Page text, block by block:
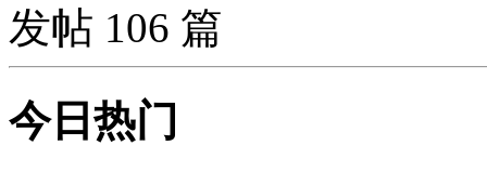
发帖 106 篇
今日热门